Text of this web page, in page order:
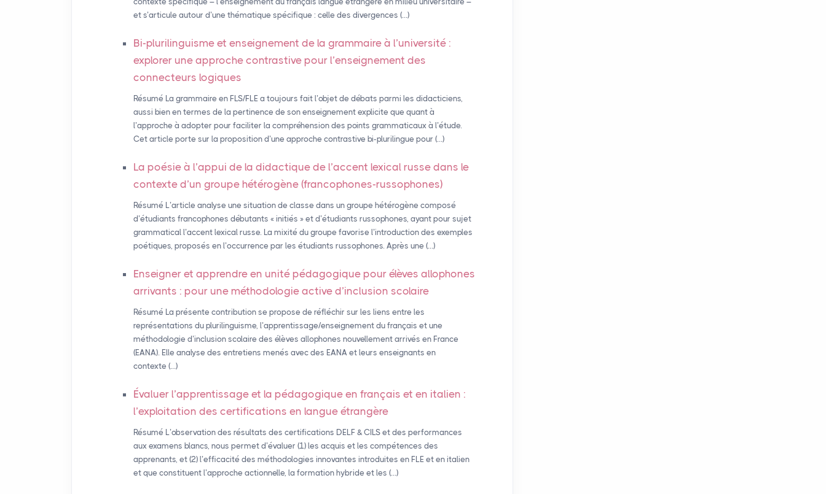
et s’articule autour d’une thématique spécifique : celle des divergences (…)
Bi-plurilinguisme et enseignement de la grammaire à l’université :
explorer une approche contrastive pour l’enseignement des
connecteurs logiques
Résumé La grammaire en FLS/FLE a toujours fait l’objet de débats parmi les didacticiens,
aussi bien en termes de la pertinence de son enseignement explicite que quant à
l’approche à adopter pour faciliter la compréhension des points grammaticaux à l’étude.
Cet article porte sur la proposition d’une approche contrastive bi-plurilingue pour (…)
La poésie à l’appui de la didactique de l’accent lexical russe dans le
contexte d’un groupe hétérogène (francophones-russophones)
Résumé L’article analyse une situation de classe dans un groupe hétérogène composé
d’étudiants francophones débutants « initiés » et d’étudiants russophones, ayant pour sujet
grammatical l’accent lexical russe. La mixité du groupe favorise l’introduction des exemples
poétiques, proposés en l’occurrence par les étudiants russophones. Après une (…)
Enseigner et apprendre en unité pédagogique pour élèves allophones
arrivants : pour une méthodologie active d’inclusion scolaire
Résumé La présente contribution se propose de réfléchir sur les liens entre les
représentations du plurilinguisme, l’apprentissage/enseignement du français et une
méthodologie d’inclusion scolaire des élèves allophones nouvellement arrivés en France
(EANA). Elle analyse des entretiens menés avec des EANA et leurs enseignants en
contexte (…)
Évaluer l’apprentissage et la pédagogique en français et en italien :
l’exploitation des certifications en langue étrangère
Résumé L’observation des résultats des certifications DELF & CILS et des performances
aux examens blancs, nous permet d’évaluer (1) les acquis et les compétences des
apprenants, et (2) l’efficacité des méthodologies innovantes introduites en FLE et en italien
et que constituent l’approche actionnelle, la formation hybride et les (…)